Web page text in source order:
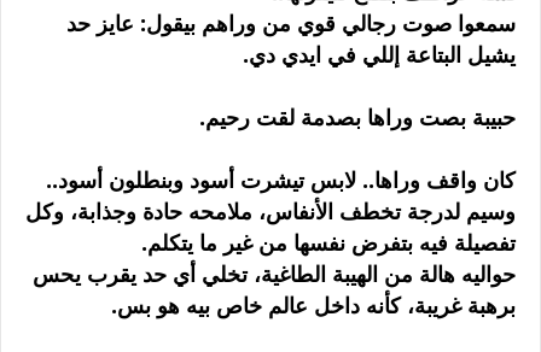
سمعوا صوت رجالي قوي من وراهم بيقول: عايز حد
يشيل البتاعة إللي في ايدي دي.
حبيبة بصت وراها بصدمة لقت رحيم.
كان واقف وراها.. لابس تيشرت أسود وبنطلون أسود..
وسيم لدرجة تخطف الأنفاس، ملامحه حادة وجذابة، وكل
تفصيلة فيه بتفرض نفسها من غير ما يتكلم.
حواليه هالة من الهيبة الطاغية، تخلي أي حد يقرب يحس
برهبة غريبة، كأنه داخل عالم خاص بيه هو بس.